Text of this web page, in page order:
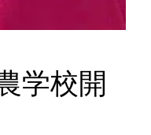
学校開